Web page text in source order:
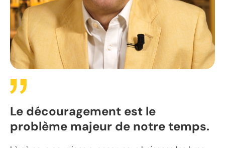
Le découragement est le
problème majeur de notre temps.